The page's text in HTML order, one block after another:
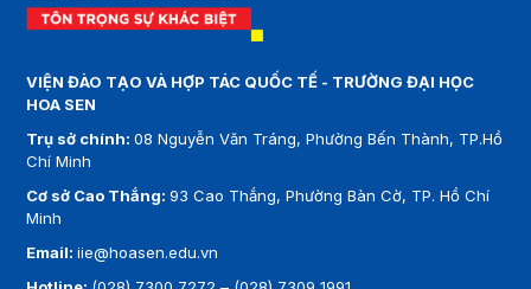
VIỆN ĐÀO TẠO VÀ HỢP TÁC QUỐC TẾ - TRƯỜNG ĐẠI HỌC
HOA SEN
Trụ sở chính:08 Nguyễn Văn Tráng, Phường Bến Thành, TP.Hồ
Chí Minh
Cơ sở Cao Thắng:93 Cao Thắng, Phường Bàn Cờ, TP. Hồ Chí
Minh
Email:iie@hoasen.edu.vn